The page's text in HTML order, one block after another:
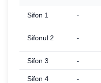
Sifon 1 -
Sifonul 2 -
Sifon 3 -
Sifon 4 -